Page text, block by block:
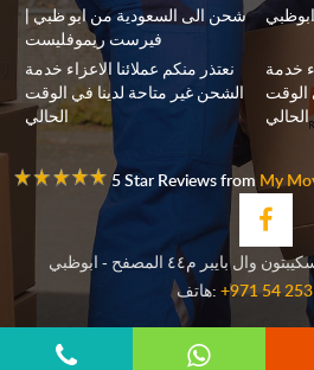
شحن الى السعودية من ابو ظبي |
فيرست ريموفليست
نعتذر منكم عملائنا الاعزاء خدمة
الشحن غير متاحة لدينا في الوقت
الحالي
خدمة
الوقت
الحالي
5 Star Reviews from My
هاتف: +971 54